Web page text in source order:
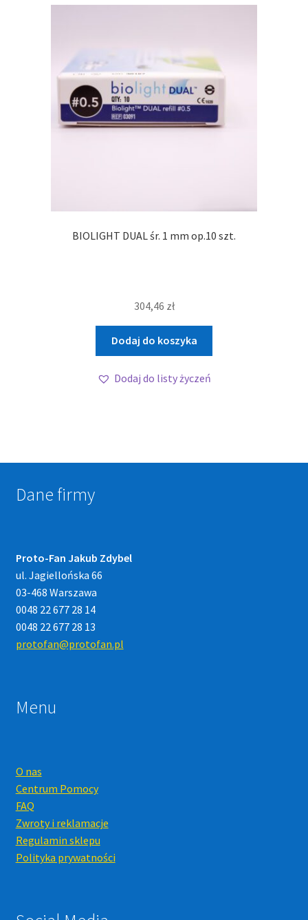
BIOLIGHT DUAL śr. 1 mm op.10 szt.
304,46 zł
Dodaj do koszyka
Dodaj do listy życzeń
Dane firmy
Proto-Fan Jakub Zdybel
ul. Jagiellońska 66
03-468 Warszawa
0048 22 677 28 14
0048 22 677 28 13
protofan@protofan.pl
Menu
O nas
Centrum Pomocy
FAQ
Zwroty i reklamacje
Regulamin sklepu
Polityka prywatności